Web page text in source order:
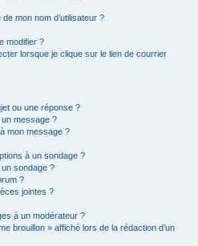
mon nom d’utilisateur ?
modifier ?
lorsque je clique sur le lien de courrier
ou une réponse ?
message ?
mon message ?
à un sondage ?
sondage ?
?
jointes ?
à un modérateur ?
brouillon » affiché lors de la rédaction d’un